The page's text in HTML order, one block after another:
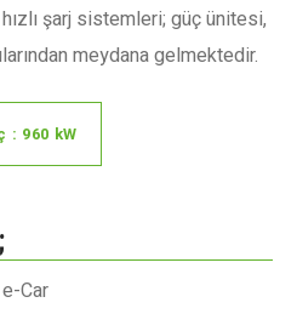
şarj sistemleri; güç ünitesi,
meydana gelmektedir.
: 960 kW
e-Car